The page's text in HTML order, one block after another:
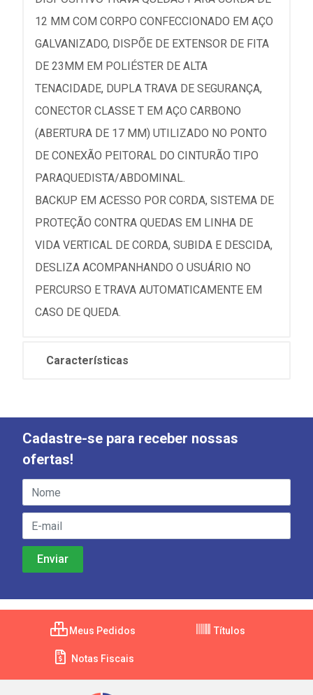
12 MM COM CORPO CONFECCIONADO EM AÇO
GALVANIZADO, DISPÕE DE EXTENSOR DE FITA
DE 23MM EM POLIÉSTER DE ALTA
TENACIDADE, DUPLA TRAVA DE SEGURANÇA,
CONECTOR CLASSE T EM AÇO CARBONO
(ABERTURA DE 17 MM) UTILIZADO NO PONTO
DE CONEXÃO PEITORAL DO CINTURÃO TIPO
PARAQUEDISTA/ABDOMINAL.
BACKUP EM ACESSO POR CORDA, SISTEMA DE
PROTEÇÃO CONTRA QUEDAS EM LINHA DE
VIDA VERTICAL DE CORDA, SUBIDA E DESCIDA,
DESLIZA ACOMPANHANDO O USUÁRIO NO
PERCURSO E TRAVA AUTOMATICAMENTE EM
CASO DE QUEDA.
Características
Cadastre-se para receber nossas
ofertas!
Meus Pedidos Títulos
Notas Fiscais